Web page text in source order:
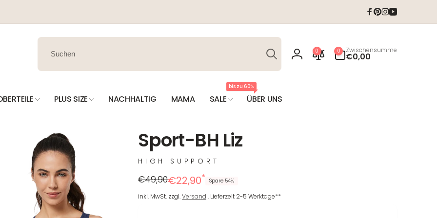
Facebook
Pinterest
Instagram
YouTube
Suchen
Einloggen
0 0
Artikel
Zwischensumme
€0,00
PLUS SIZE NACHHALTIG MAMA SALE
bis zu 60%
ÜBER UNS
Sport-BH Liz
HIGH SUPPORT
Regulärer
Preis
€49,90
Reduzierter
Preis
€22,90* Spare 54%
inkl. MwSt. zzgl.Versand . Lieferzeit 2-5 Werktage**